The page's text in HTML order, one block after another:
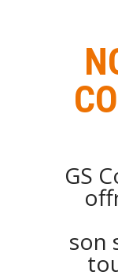
GS
son